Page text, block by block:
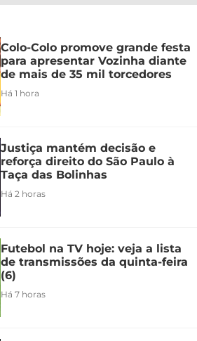
Colo-Colo promove grande festa
para apresentar Vozinha diante
de mais de 35 mil torcedores
Há 1 hora
Justiça mantém decisão e
reforça direito do São Paulo à
Taça das Bolinhas
Há 2 horas
Futebol na TV hoje: veja a lista
de transmissões da quinta-feira
(6)
Há 7 horas